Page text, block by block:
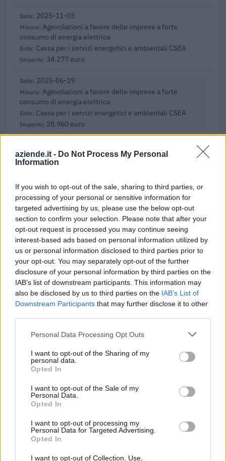
aziende.it - Do Not Process My Personal
Information
If you wish to opt-out of the sale, sharing to third parties, or
processing of your personal or sensitive information for
targeted advertising by us, please use the below opt-out
section to confirm your selection. Please note that after your
opt-out request is processed you may continue seeing
interest-based ads based on personal information utilized by
us or personal information disclosed to third parties prior to
your opt-out. You may separately opt-out of the further
disclosure of your personal information by third parties on the
IAB’s list of downstream participants. This information may
also be disclosed by us to third parties on the IAB’s List of
Downstream Participants that may further disclose it to other
Personal Data Processing Opt Outs
I want to opt-out of the Sharing of my
personal data.
Opted In
I want to opt-out of the Sale of my
Personal Data.
Opted In
I want to opt-out of processing my
Personal Data for Targeted Advertising.
Opted In
I want to opt-out of Collection, Use,
2025-11-03
Agevolazioni a favore delle imprese a forte
consumo di energia elettrica
Cassa per i servizi energetici e ambientali CSEA
34.277 euro
2025-06-19
Agevolazioni a favore delle imprese a forte
consumo di energia elettrica
Cassa per i servizi energetici e ambientali CSEA
28.960 euro
Nuova Sabatini - Finanziamenti per l'acquisto di
nuovi macchinari, impianti e attrezzature da parte delle
Ministero delle Imprese e del Made in Italy -
Dipartimento per le politiche per
5.399 euro
2025-01-31
Esonero dal versamento dei contributi previdenziali
per l'assunzione di giovani lavoratori ( art. 1 comma 10-15
L. 178/
inps
4.367 euro
2023-05-26
Contributo a fondo perduto [e modifiche ai sensi
SA 101076)
23.693 euro
esenzioni fiscali e crediti d'imposta adottati a
seguito della crisi economica causata dall'epidemia di
agenzia delle entrate
3.632 euro
2023-01-30